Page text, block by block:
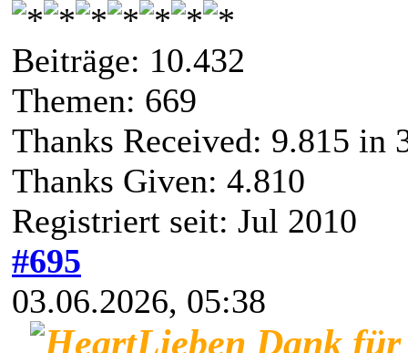
Beiträge: 10.432
Themen: 669
Thanks Received: 9.815 in
Thanks Given: 4.810
Registriert seit: Jul 2010
#695
03.06.2026, 05:38
Lieben Dank für